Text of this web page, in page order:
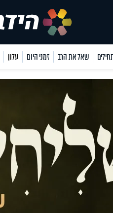
שאל את הרב זמני היום עלון